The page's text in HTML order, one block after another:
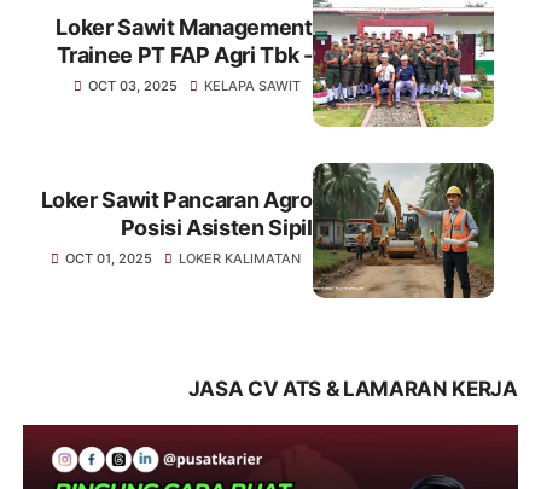
Loker Sawit Management
Trainee PT FAP Agri Tbk -
Oktober 2025
KELAPA SAWIT
OCT 03, 2025
Loker Sawit Pancaran Agro
Posisi Asisten Sipil
Infrastruktur - Oktober 2025
LOKER KALIMATAN
OCT 01, 2025
JASA CV ATS & LAMARAN KERJA